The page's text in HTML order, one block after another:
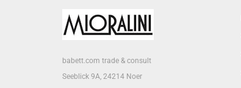
babett.com trade & consult
Seeblick 9A, 24214 Noer